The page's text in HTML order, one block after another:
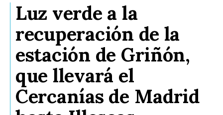
Luz verde a la
recuperación de la
estación de Griñón,
que llevará el
Cercanías de Madrid